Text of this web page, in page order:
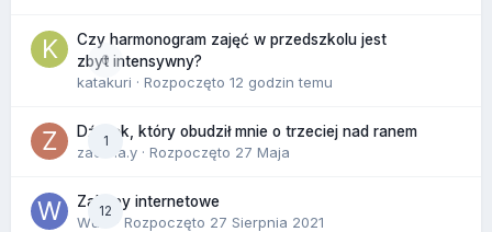
0
Czy harmonogram zajęć w przedszkolu jest
zbyt intensywny?
katakuri · Rozpoczęto 12 godzin temu
1
Dźwięk, który obudził mnie o trzeciej nad ranem
zackr.a.y · Rozpoczęto 27 Maja
12
Zakupy internetowe
Wula
· Rozpoczęto 27 Sierpnia 2021